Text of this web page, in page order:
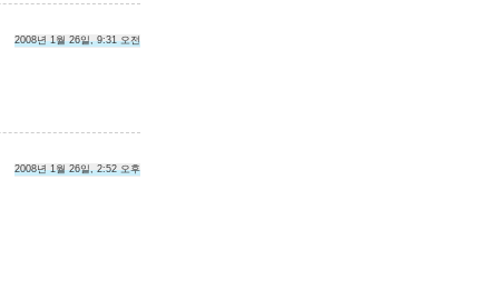
2008년 1월 26일, 9:31 오전
2008년 1월 26일, 2:52 오후